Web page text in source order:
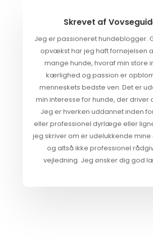
Skrevet af
Jeg er passioneret hundeblogger.
opvækst har jeg haft fornøjelsen
mange hunde, hvoraf min store
kærlighed og passion er
menneskets bedste ven. Det er
min interesse for hunde, der driver
Jeg er hverken uddannet inden
eller professionel dyrlæge eller
jeg skriver om er udelukkende
og altså ikke professionel
vejledning. Jeg ønsker dig god